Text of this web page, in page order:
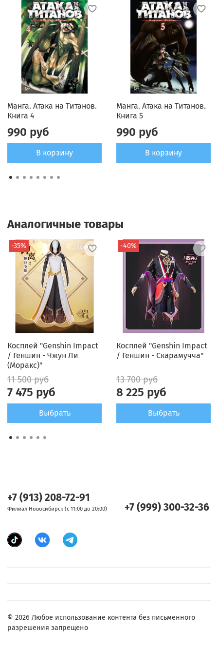
Манга. Атака на Титанов.
Книга 4
990 руб
В корзину
Манга. Атака на Титанов.
Книга 5
990 руб
В корзину
Аналогичные товары
-35%
Косплей "Genshin Impact
/ Геншин - Чжун Ли
(Моракс)"
11 500 руб
7 475 руб
Выбрать
-40%
Косплей "Genshin Impact
/ Геншин - Скарамучча"
13 700 руб
8 225 руб
Выбрать
+7 (913) 208-72-91
Филиал Новосибирск (с 11:00 до 20:00) +7 (999) 300-32-36
© 2026 Любое использование контента без письменного
разрешения запрещено